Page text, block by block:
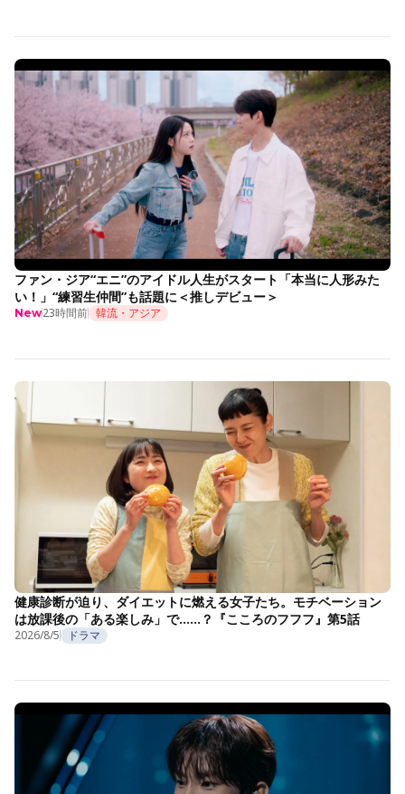
ファン・ジア“エニ”のアイドル人生がスタート「本当に人形みた
い！」“練習生仲間”も話題に＜推しデビュー＞
New23時間前 韓流・アジア
健康診断が迫り、ダイエットに燃える女子たち。モチベーション
は放課後の「ある楽しみ」で……？『こころのフフフ』第5話
2026/8/5 ドラマ